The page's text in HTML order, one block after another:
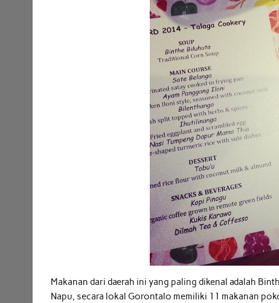
Makanan dari daerah ini yang paling dikenal adalah
Napu, secara lokal Gorontalo memiliki 11 makanan